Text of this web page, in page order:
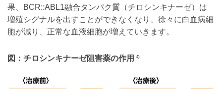
果、BCR::ABL1融合タンパク質（チロシンキナーゼ）は
増殖シグナルを出すことができなくなり、徐々に白血病細
胞が減り、正常な血液細胞が増えていきます。
図：チロシンキナーゼ阻害薬の作用 4)